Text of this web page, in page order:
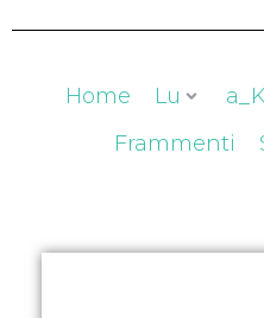
Home Lu
Frammenti